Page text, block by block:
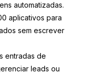
automatizadas.
aplicativos para
sem escrever
entradas de
leads ou